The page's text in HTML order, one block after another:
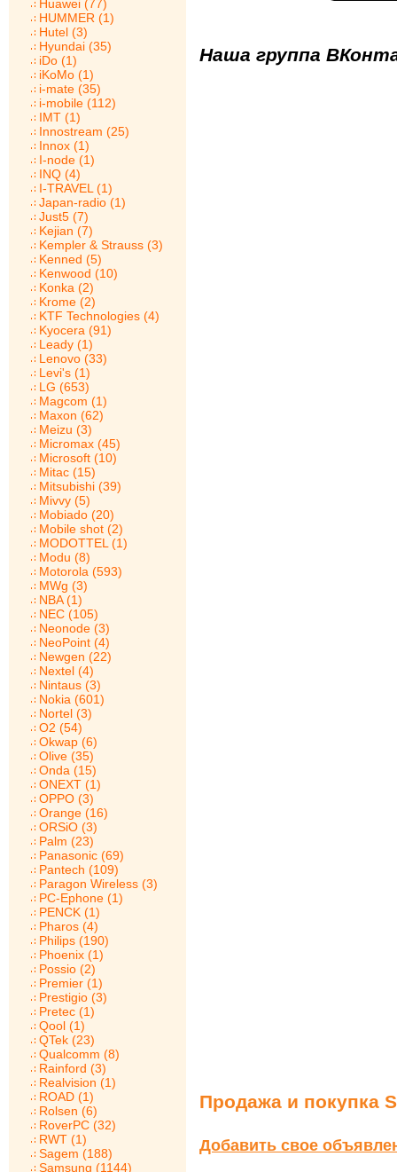
Huawei (77)
HUMMER (1)
Hutel (3)
Hyundai (35)
iDo (1)
iKoMo (1)
i-mate (35)
i-mobile (112)
IMT (1)
Innostream (25)
Innox (1)
I-node (1)
INQ (4)
I-TRAVEL (1)
Japan-radio (1)
Just5 (7)
Kejian (7)
Kempler & Strauss (3)
Kenned (5)
Kenwood (10)
Konka (2)
Krome (2)
KTF Technologies (4)
Kyocera (91)
Leady (1)
Lenovo (33)
Levi's (1)
LG (653)
Magcom (1)
Maxon (62)
Meizu (3)
Micromax (45)
Microsoft (10)
Mitac (15)
Mitsubishi (39)
Mivvy (5)
Mobiado (20)
Mobile shot (2)
MODOTTEL (1)
Modu (8)
Motorola (593)
MWg (3)
NBA (1)
NEC (105)
Neonode (3)
NeoPoint (4)
Newgen (22)
Nextel (4)
Nintaus (3)
Nokia (601)
Nortel (3)
O2 (54)
Okwap (6)
Olive (35)
Onda (15)
ONEXT (1)
OPPO (3)
Orange (16)
ORSiO (3)
Palm (23)
Panasonic (69)
Pantech (109)
Paragon Wireless (3)
PC-Ephone (1)
PENCK (1)
Pharos (4)
Philips (190)
Phoenix (1)
Possio (2)
Premier (1)
Prestigio (3)
Pretec (1)
Qool (1)
QTek (23)
Qualcomm (8)
Rainford (3)
Realvision (1)
ROAD (1)
Rolsen (6)
RoverPC (32)
RWT (1)
Sagem (188)
Samsung (1144)
Наша группа
Продажа и покупка
Добавить свое